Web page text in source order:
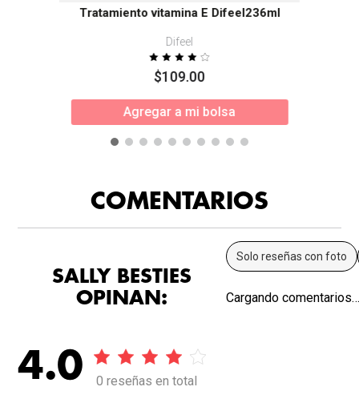
Tratamiento vitamina E Difeel236ml
Difeel
$109.00
Agregar a mi bolsa
COMENTARIOS
SALLY BESTIES
OPINAN:
4.0 0 reseñas en total
Solo reseñas con foto
Cargando